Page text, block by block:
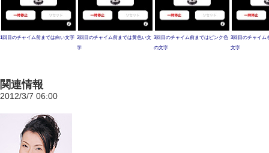
1回目のチャイム前までは白い文字 2回目のチャイム前までは黄色い文
字
3回目のチャイム前まではピンク色
の文字
3回目のチャイム
文字
関連情報
2012/3/7 06:00